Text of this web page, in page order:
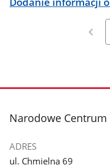
stopka
Narodowe
ADRES
ul. Chmielna 69